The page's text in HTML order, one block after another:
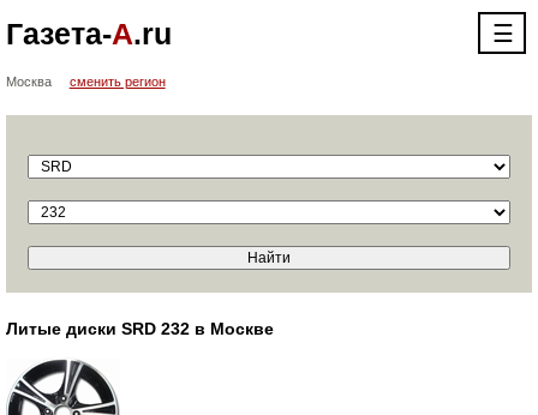
Газета-А.ru ☰
Москва сменить регион
Литые диски SRD 232 в Москве